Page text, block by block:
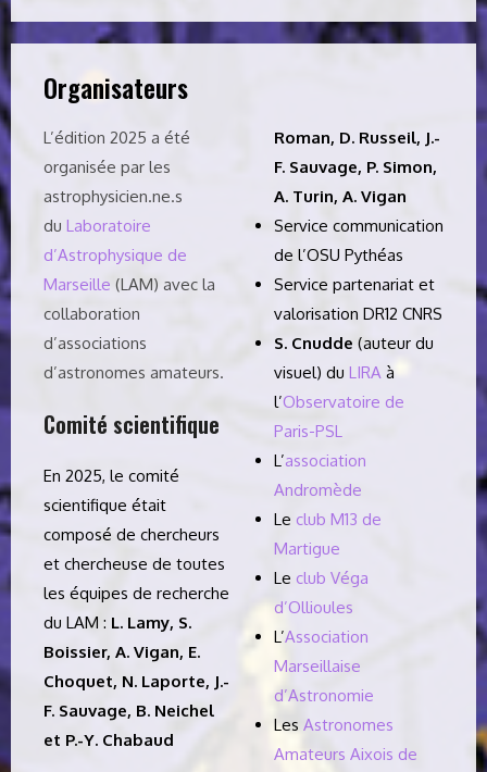
Organisateurs
L’édition 2025 a été
organisée par les
astrophysicien.ne.s
du Laboratoire
d’Astrophysique de
Marseille (LAM) avec la
collaboration
d’associations
d’astronomes amateurs.
Comité scientifique
En 2025, le comité
scientifique était
composé de chercheurs
et chercheuse de toutes
les équipes de recherche
du LAM : L. Lamy, S.
Boissier, A. Vigan, E.
Choquet, N. Laporte, J.-
F. Sauvage, B. Neichel
et P.-Y. Chabaud
Roman, D. Russeil, J.-
F. Sauvage, P. Simon,
A. Turin, A. Vigan
Service communication
de l’OSU Pythéas
Service partenariat et
valorisation DR12 CNRS
S. Cnudde (auteur du
visuel) du LIRAà
l’Observatoire de
Paris-PSL
L’association
Andromède
Le club M13 de
Martigue
Le club Véga
d’Ollioules
L’Association
Marseillaise
d’Astronomie
Les Astronomes
Amateurs Aixois de